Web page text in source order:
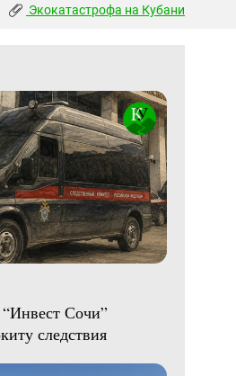
Экокатастрофа на Кубани
Сочи”
следствия